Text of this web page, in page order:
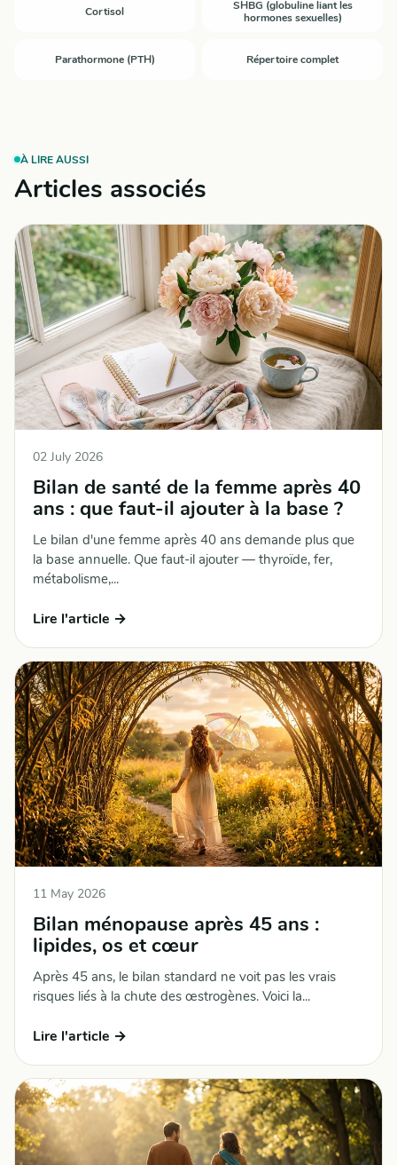
Cortisol
SHBG (globuline liant les
hormones sexuelles)
Parathormone (PTH) Répertoire complet
À LIRE AUSSI
Articles associés
02 July 2026
Bilan de santé de la femme après 40
ans : que faut-il ajouter à la base ?
Le bilan d'une femme après 40 ans demande plus que
la base annuelle. Que faut-il ajouter — thyroïde, fer,
métabolisme,...
Lire l'article →
11 May 2026
Bilan ménopause après 45 ans :
lipides, os et cœur
Après 45 ans, le bilan standard ne voit pas les vrais
risques liés à la chute des œstrogènes. Voici la...
Lire l'article →